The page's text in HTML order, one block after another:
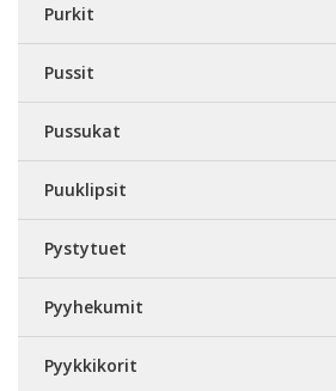
Purkit
Pussit
Pussukat
Puuklipsit
Pystytuet
Pyyhekumit
Pyykkikorit